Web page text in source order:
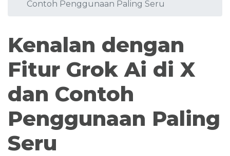
Contoh Penggunaan Paling Seru
Kenalan dengan
Fitur Grok Ai di X
dan Contoh
Penggunaan Paling
Seru